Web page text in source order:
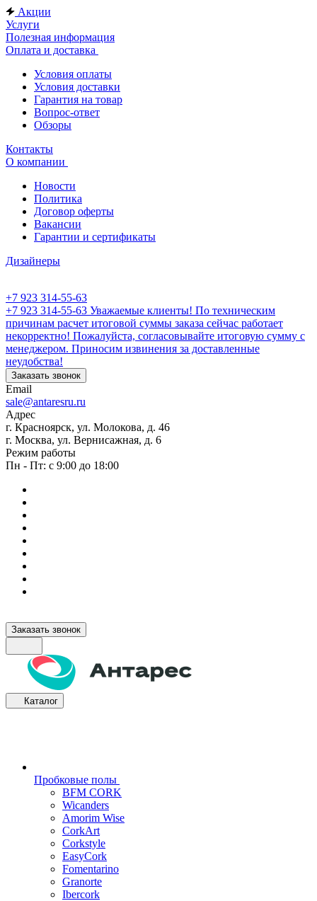
Акции
Услуги
Полезная информация
Оплата и доставка
Условия оплаты
Условия доставки
Гарантия на товар
Вопрос-ответ
Обзоры
Контакты
О компании
Новости
Политика
Договор оферты
Вакансии
Гарантии и сертификаты
Дизайнеры
+7 923 314-55-63
+7 923 314-55-63 Уважаемые клиенты! По техническим
причинам расчет итоговой суммы заказа сейчас работает
некорректно! Пожалуйста, согласовывайте итоговую сумму с
менеджером. Приносим извинения за доставленные
неудобства!
Заказать звонок
Email
sale@antaresru.ru
Адрес
г. Красноярск, ул. Молокова, д. 46
г. Москва, ул. Вернисажная, д. 6
Режим работы
Пн - Пт: с 9:00 до 18:00
Заказать звонок
Каталог
Пробковые полы
BFM CORK
Wicanders
Amorim Wise
CorkArt
Corkstyle
EasyCork
Fomentarino
Granorte
Ibercork